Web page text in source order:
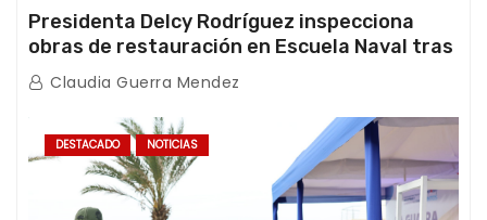
Presidenta Delcy Rodríguez inspecciona
obras de restauración en Escuela Naval tras
afectaciones sísmicas en La Guaira
Claudia Guerra Mendez
DESTACADO NOTICIAS